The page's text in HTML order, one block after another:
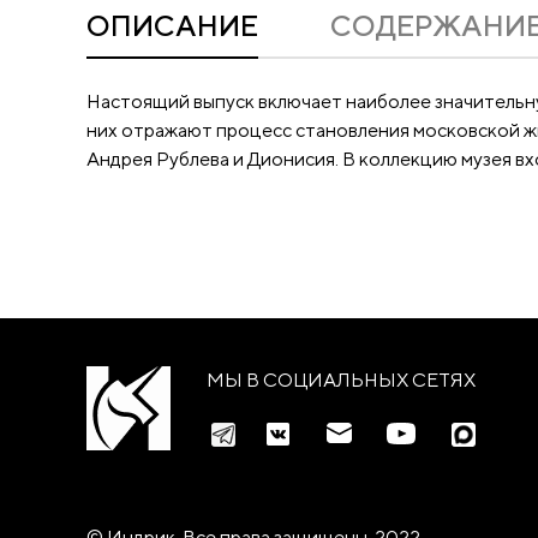
ОПИСАНИЕ
Настоящий выпуск включает наиболее
них отражают процесс становления московской
Андрея Рублева и Дионисия. В коллекцию музея
МЫ В СОЦИАЛЬНЫХ СЕТЯХ